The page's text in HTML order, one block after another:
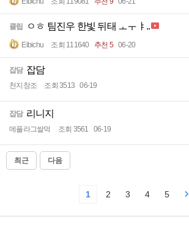
클립 ㅇㅎ 팀진우 한빛 뒤태 ㅗㅜㅑ..
Eibichu 조회 111640 추천 5 06-20
잡담 잡담
천지창조 조회 3513 06-19
잡담 리니지
메플라그쌀먹 조회 3561 06-19
최근 다음
1 2 3 4 5